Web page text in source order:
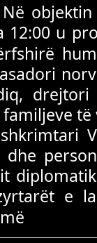
Në
12:00 u
e